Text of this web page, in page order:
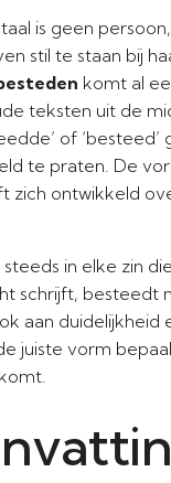
is geen
stil te staan bij
komt al
teksten uit de
of
te praten. De
zich ontwikkeld
in elke zin
schrijft, besteedt
aan duidelijkheid
juiste vorm